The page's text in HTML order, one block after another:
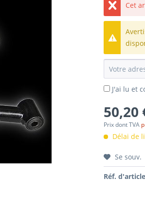
Cet
J'ai lu et
50,20
Prix dont TVA
Délai de
Se souv.
Réf.